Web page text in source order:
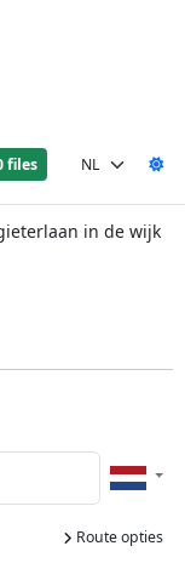
files
in de wijk
Route opties